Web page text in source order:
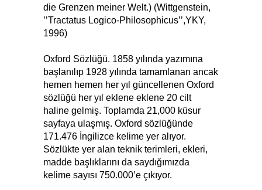
die Grenzen meiner Welt.) (Wittgenstein,
’’Tractatus Logico-Philosophicus’’,YKY,
1996)
Oxford Sözlüğü. 1858 yılında yazımına
başlanılıp 1928 yılında tamamlanan ancak
hemen hemen her yıl güncellenen Oxford
sözlüğü her yıl eklene eklene 20 cilt
haline gelmiş. Toplamda 21,000 küsur
sayfaya ulaşmış. Oxford sözlüğünde
171.476 İngilizce kelime yer alıyor.
Sözlükte yer alan teknik terimleri, ekleri,
madde başlıklarını da saydığımızda
kelime sayısı 750.000’e çıkıyor.